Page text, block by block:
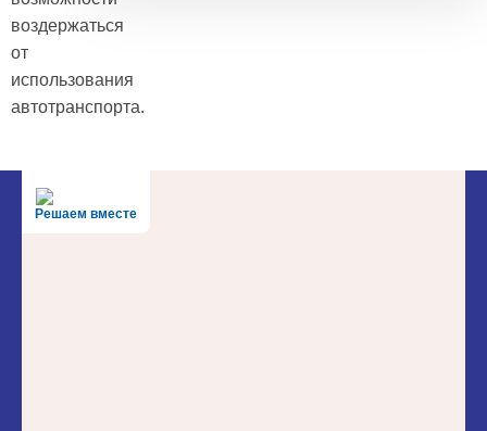
воздержаться
от
использования
автотранспорта.
Решаем вместе